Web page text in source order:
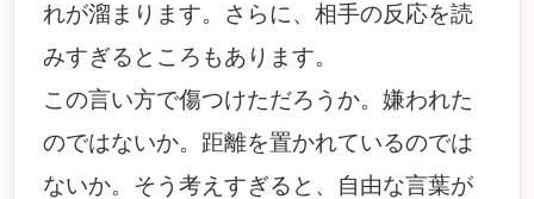
れが溜まります。さらに、相手の反応を読
みすぎるところもあります。
この言い方で傷つけただろうか。嫌われた
のではないか。距離を置かれているのでは
ないか。そう考えすぎると、自由な言葉が